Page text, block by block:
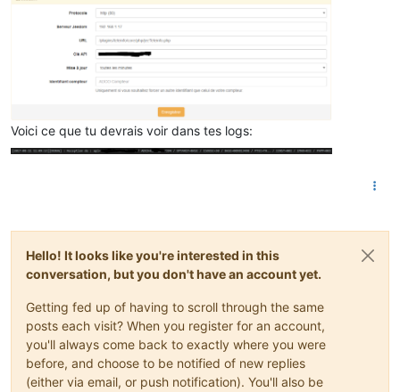
Voici ce que tu devrais voir dans tes logs:
Hello! It looks like you're interested in this
conversation, but you don't have an account yet.
Getting fed up of having to scroll through the same
posts each visit? When you register for an account,
you'll always come back to exactly where you were
before, and choose to be notified of new replies
(either via email, or push notification). You'll also be